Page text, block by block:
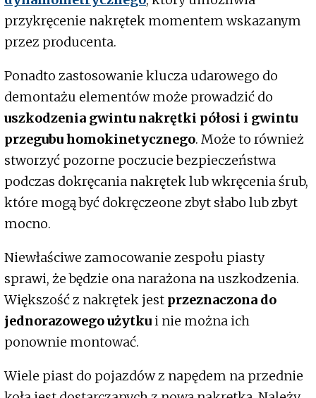
przykręcenie nakrętek momentem wskazanym
przez producenta.
Ponadto zastosowanie klucza udarowego do
demontażu elementów może prowadzić do
uszkodzenia gwintu nakrętki półosi i gwintu
przegubu homokinetycznego. Może to również
stworzyć pozorne poczucie bezpieczeństwa
podczas dokręcania nakrętek lub wkręcenia śrub,
które mogą być dokręczeone zbyt słabo lub zbyt
mocno.
Niewłaściwe zamocowanie zespołu piasty
sprawi, że będzie ona narażona na uszkodzenia.
Większość z nakrętek jest przeznaczona do
jednorazowego użytkui nie można ich
ponownie montować.
Wiele piast do pojazdów z napędem na przednie